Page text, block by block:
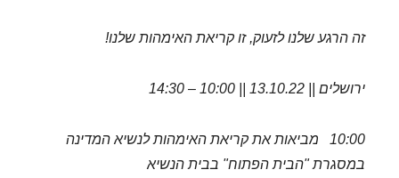
זה הרגע שלנו לזעוק, זו קריאת האימהות שלנו!
ירושלים || 13.10.22 || 10:00 – 14:30
10:00 מביאות את קריאת האימהות לנשיא המדינה
במסגרת "הבית הפתוח" בבית הנשיא